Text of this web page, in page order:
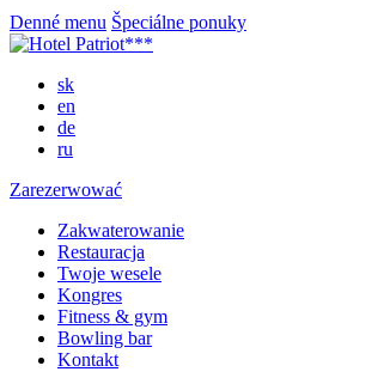
Denné menu Špeciálne ponuky
sk
en
de
ru
Zarezerwować
Zakwaterowanie
Restauracja
Twoje wesele
Kongres
Fitness & gym
Bowling bar
Kontakt